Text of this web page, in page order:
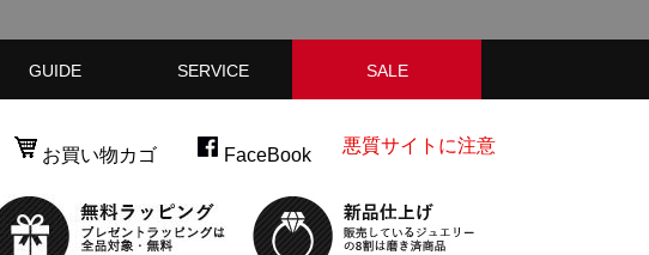
GUIDE SERVICE SALE
お買い物カゴ FaceBook 悪質サイトに注意